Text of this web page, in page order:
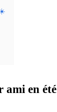
ami en